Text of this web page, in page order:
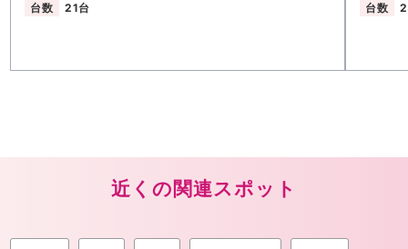
台数
21台
台数
近くの関連スポット